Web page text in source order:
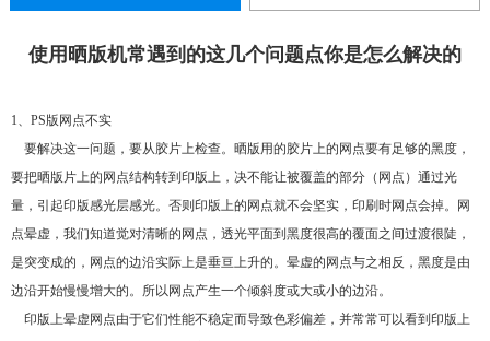
使用晒版机常遇到的这几个问题点你是怎么解决的
1、PS版网点不实
要解决这一问题，要从胶片上检查。晒版用的胶片上的网点要有足够的黑度，
要把晒版片上的网点结构转到印版上，决不能让被覆盖的部分（网点）通过光
量，引起印版感光层感光。否则印版上的网点就不会坚实，印刷时网点会掉。网
点晕虚，我们知道觉对清晰的网点，透光平面到黑度很高的覆面之间过渡很陡，
是突变成的，网点的边沿实际上是垂亘上升的。晕虚的网点与之相反，黑度是由
边沿开始慢慢增大的。所以网点产生一个倾斜度或大或小的边沿。
印版上晕虚网点由于它们性能不稳定而导致色彩偏差，并常常可以看到印版上